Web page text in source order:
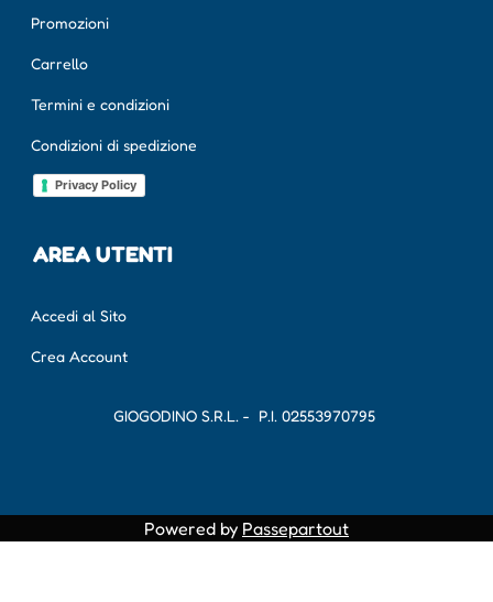
Promozioni
Carrello
Termini e condizioni
Condizioni di spedizione
Privacy Policy
AREA UTENTI
Accedi al Sito
Crea Account
GIOGODINO S.R.L. - P.I. 02553970795
Powered by Passepartout